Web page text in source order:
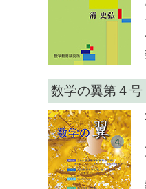
数学の翼第４号